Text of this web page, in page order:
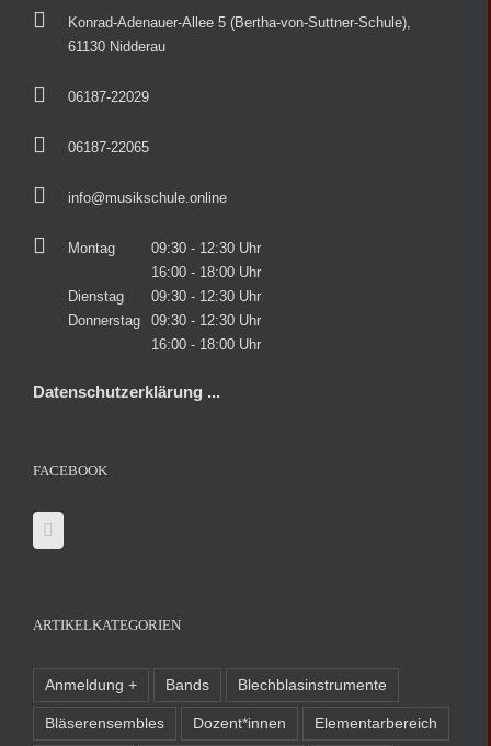
Konrad-Adenauer-Allee 5 (Bertha-von-Suttner-Schule),
61130 Nidderau
06187-22029
06187-22065
info@musikschule.online
Montag
09:30 - 12:30 Uhr
16:00 - 18:00 Uhr
Dienstag
09:30 - 12:30 Uhr
Donnerstag
09:30 - 12:30 Uhr
16:00 - 18:00 Uhr
Datenschutzerklärung ...
FACEBOOK
ARTIKELKATEGORIEN
Anmeldung + Bands Blechblasinstrumente
Bläserensembles Dozent*innen Elementarbereich